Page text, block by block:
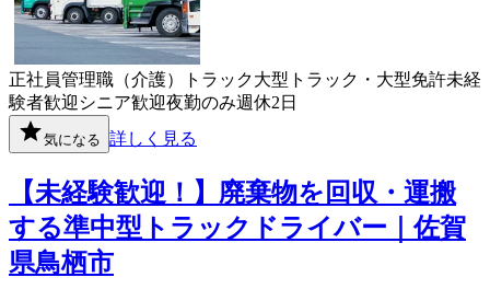
正社員管理職（介護） トラック大型トラック・大型免許未経
験者歓迎 シニア歓迎夜勤のみ週休2日
気になる 詳しく見る
【未経験歓迎！】廃棄物を回収・運搬
する準中型トラックドライバー｜佐賀
県鳥栖市